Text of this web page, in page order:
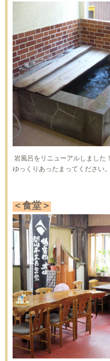
岩風呂をリニューアルしました！
ゆっくりあったまってください。
＜食堂＞